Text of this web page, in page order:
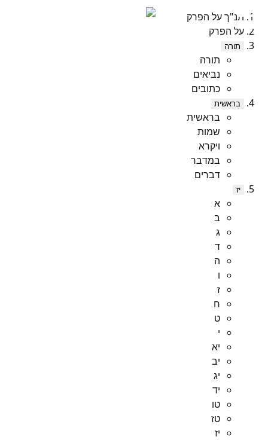
תנ"ך על הפרק
על הפרק
תורה
תורה
נביאים
כתובים
בראשית
בראשית
שמות
ויקרא
במדבר
דברים
יז
א
ב
ג
ד
ה
ו
ז
ח
ט
י
יא
יב
יג
יד
טו
טז
יז